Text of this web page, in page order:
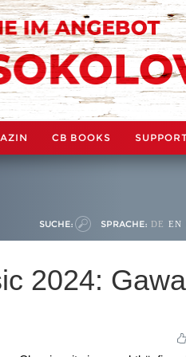
CB BOOKS
SUCHE: SPRACHE: DE EN
2024: